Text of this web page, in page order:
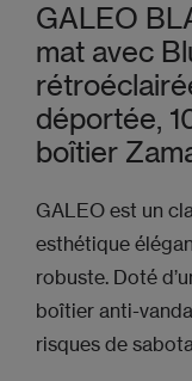
GALEO
mat avec
déportée,
boîtier
GALEO est un
esthétique
robuste. Doté
boîtier anti-
risques de